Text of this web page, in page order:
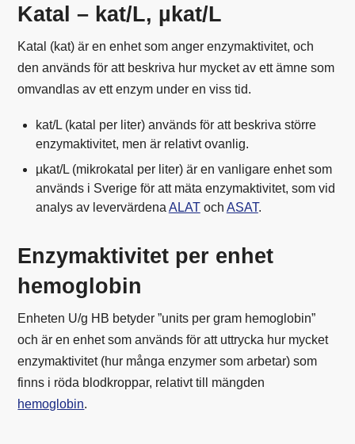
Katal – kat/L, µkat/L
Katal (kat) är en enhet som anger enzymaktivitet, och
den används för att beskriva hur mycket av ett ämne som
omvandlas av ett enzym under en viss tid.
kat/L (katal per liter) används för att beskriva större
enzymaktivitet, men är relativt ovanlig.
µkat/L (mikrokatal per liter) är en vanligare enhet som
används i Sverige för att mäta enzymaktivitet, som vid
analys av levervärdena ALAToch ASAT.
Enzymaktivitet per enhet
hemoglobin
Enheten U/g HB betyder ”units per gram hemoglobin”
och är en enhet som används för att uttrycka hur mycket
enzymaktivitet (hur många enzymer som arbetar) som
finns i röda blodkroppar, relativt till mängden
hemoglobin.